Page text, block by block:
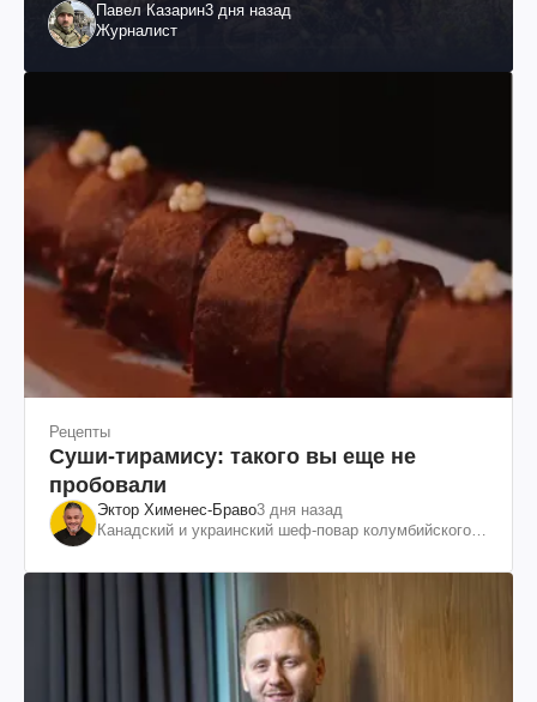
Павел Казарин3 дня назад
Журналист
Рецепты
Суши-тирамису: такого вы еще не
пробовали
Эктор Хименес-Браво3 дня назад
Канадский и украинский шеф-повар колумбийского